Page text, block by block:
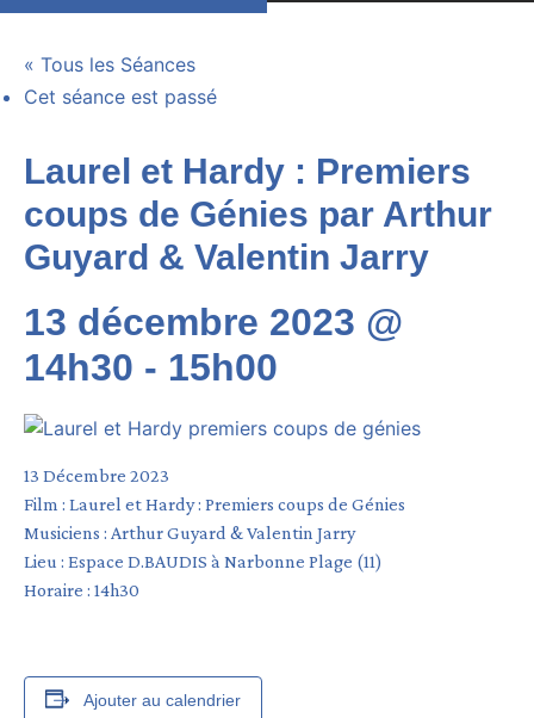
« Tous les Séances
Cet séance est passé
Laurel et Hardy : Premiers
coups de Génies par Arthur
Guyard & Valentin Jarry
13 décembre 2023 @
14h30 - 15h00
13 Décembre 2023
Film : Laurel et Hardy : Premiers coups de Génies
Musiciens : Arthur Guyard & Valentin Jarry
Lieu : Espace D.BAUDIS à Narbonne Plage (11)
Horaire : 14h30
Ajouter au calendrier